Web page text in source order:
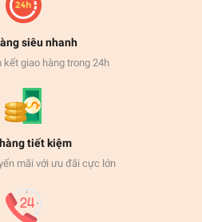
siêu nhanh
kết giao hàng trong 24h
tiết kiệm
mãi với ưu đãi cực lớn